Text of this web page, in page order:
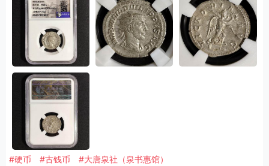
#硬币 #古钱币 #大唐泉社（泉书惠馆）